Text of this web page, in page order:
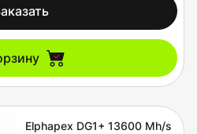
Elphapex DG1+ 13600 Mh/s